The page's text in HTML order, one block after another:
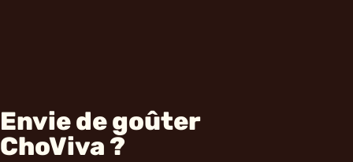
Envie de goûter
ChoViva ?